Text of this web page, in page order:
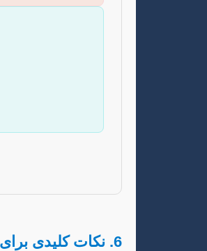
6. نکات کلیدی برای نگارش محتوای قدرتمند